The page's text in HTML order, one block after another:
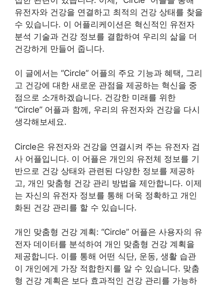
유전자와 건강을 연결하고 최적의 건강 상태를 찾을
수 있습니다. 이 어플리케이션은 혁신적인 유전자
분석 기술과 건강 정보를 결합하여 우리의 삶을 더
건강하게 만들어 줍니다.
이 글에서는 “Circle” 어플의 주요 기능과 혜택, 그리
고 건강에 대한 새로운 관점을 제공하는 혁신을 중
점으로 소개하겠습니다. 건강한 미래를 위한
“Circle” 어플과 함께, 우리의 유전자와 건강을 다시
생각해보세요.
Circle은 유전자와 건강을 연결시켜 주는 유전자 검
사 어플입니다. 이 어플은 개인의 유전체 정보를 기
반으로 건강 상태와 관련된 다양한 정보를 제공하
고, 개인 맞춤형 건강 관리 방법을 제안합니다. 이제
는 자신의 유전자 정보를 통해 더욱 정확하고 개인
화된 건강 관리를 할 수 있습니다.
개인 맞춤형 건강 계획: “Circle” 어플은 사용자의 유
전자 데이터를 분석하여 개인 맞춤형 건강 계획을
제공합니다. 이를 통해 어떤 식단, 운동, 생활 습관
이 개인에게 가장 적합한지를 알 수 있습니다. 맞춤
형 건강 계획은 보다 효과적인 건강 관리를 가능하